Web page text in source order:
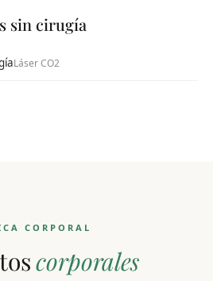
sin cirugía
Láser CO2
CORPORAL
corporales